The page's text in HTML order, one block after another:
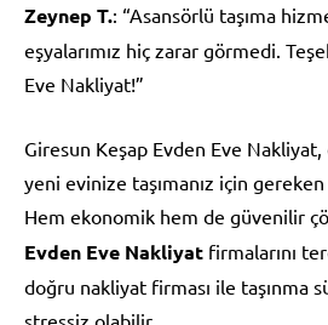
Zeynep T.: “Asansörlü taşıma
eşyalarımız hiç zarar görmedi.
Eve Nakliyat!”
Giresun Keşap Evden Eve Nakliyat,
yeni evinize taşımanız için
Hem ekonomik hem de güvenilir
Evden Eve Nakliyat firmalarını
doğru nakliyat firması ile taşınma
stressiz olabilir.